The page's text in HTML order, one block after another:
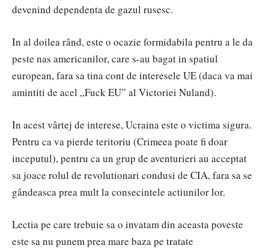
devenind dependenta de gazul rusesc.
In al doilea rând, este o ocazie formidabila pentru a le da
peste nas americanilor, care s-au bagat in spatiul
european, fara sa tina cont de interesele UE (daca va mai
amintiti de acel „Fuck EU” al Victoriei Nuland).
In acest vârtej de interese, Ucraina este o victima sigura.
Pentru ca va pierde teritoriu (Crimeea poate fi doar
inceputul), pentru ca un grup de aventurieri au acceptat
sa joace rolul de revolutionari condusi de CIA, fara sa se
gândeasca prea mult la consecintele actiunilor lor.
Lectia pe care trebuie sa o invatam din aceasta poveste
este sa nu punem prea mare baza pe tratate